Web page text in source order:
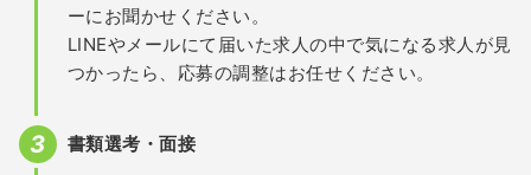
ーにお聞かせください。
LINEやメールにて届いた求人の中で気になる求人が見
つかったら、応募の調整はお任せください。
書類選考・面接